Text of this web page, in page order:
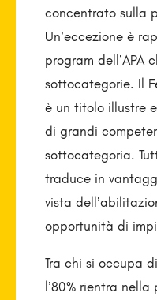
concentrato sulla
Un’eccezione è
program dell’APA
sottocategorie. Il
è un titolo illustre
di grandi
sottocategoria.
traduce in
vista
opportunità di
Tra chi si occupa
l’80% rientra